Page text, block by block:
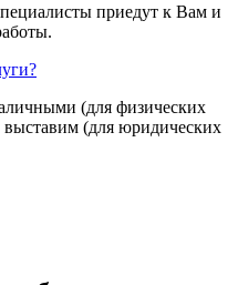
приедут к Вам и
(для физических
(для юридических